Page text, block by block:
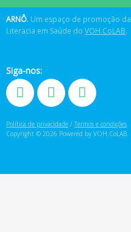
ARNÔ. Um espaço de promoção da
Literacia em Saúde do VOH.CoLAB.
Siga-nos:
Política de privacidade / Termos e condições
Copyright © 2026 Powered by VOH.CoLAB.